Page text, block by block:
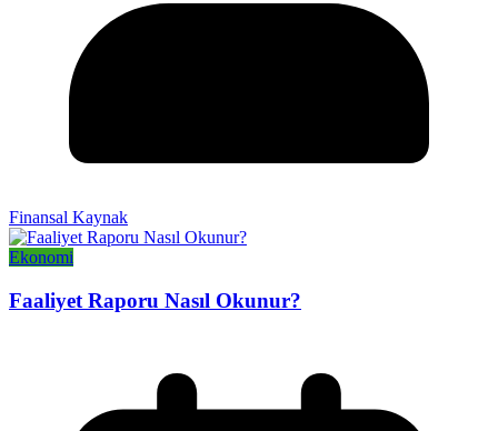
Finansal Kaynak
Ekonomi
Faaliyet Raporu Nasıl Okunur?